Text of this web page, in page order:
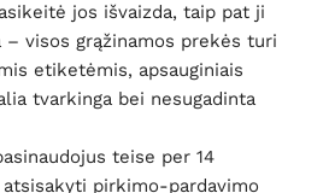
jos išvaizda, taip pat ji
– visos grąžinamos prekės turi
etiketėmis, apsauginiais
tvarkinga bei nesugadinta
teise per 14
pirkimo-pardavimo